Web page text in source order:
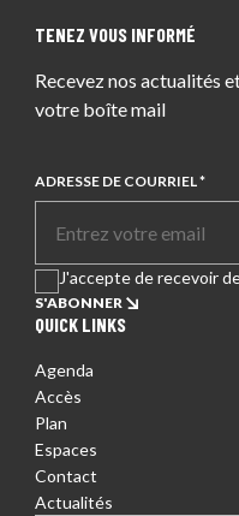
TENEZ VOUS INFORMÉ
Recevez nos actualités
votre boîte mail
ADRESSE DE COURRIEL *
J'accepte de recevoir
S'ABONNER
QUICK LINKS
Agenda
Accès
Plan
Espaces
Contact
Actualités